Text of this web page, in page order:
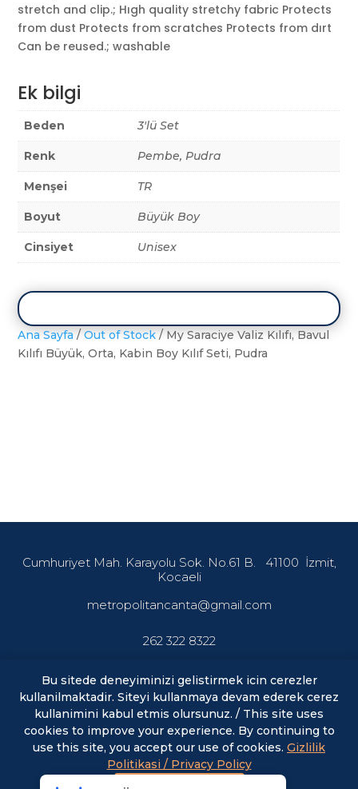
stretch and clip.; Hıgh quality stretchy fabric Protects
from dust Protects from scratches Protects from dırt
Can be reused.; washable
Ek bilgi
Beden 3'lü Set
Renk Pembe, Pudra
Menşei TR
Boyut Büyük Boy
Cinsiyet Unisex
Ana Sayfa /Out of Stock / My Saraciye Valiz Kılıfı, Bavul
Kılıfı Büyük, Orta, Kabin Boy Kılıf Seti, Pudra
Cumhuriyet Mah. Karayolu Sok. No.61 B. 41100 İzmit,
Kocaeli
metropolitancanta@gmail.com
262 322 8322
En son haberler ve fırsatlardan haberdar olmak için abone
olun.
Bu sitede deneyiminizi gelistirmek icin cerezler
kullanilmaktadir. Siteyi kullanmaya devam ederek cerez
kullanimini kabul etmis olursunuz. / This site uses
cookies to improve your experience. By continuing to
use this site, you accept our use of cookies. Gizlilik
Politikasi / Privacy Policy